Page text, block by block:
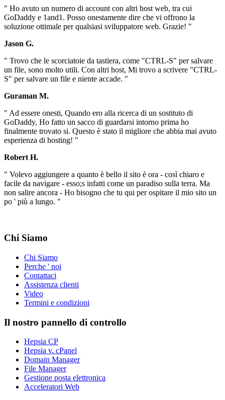
" Ho avuto un numero di account con altri host web, tra cui
GoDaddy e 1and1. Posso onestamente dire che vi offrono la
soluzione ottimale per qualsiasi sviluppatore web. Grazie! "
Jason G.
" Trovo che le scorciatoie da tastiera, come "CTRL-S" per salvare
un file, sono molto utili. Con altri host, Mi trovo a scrivere "CTRL-
S" per salvare un file e niente accade. "
Guraman M.
" Ad essere onesti, Quando ero alla ricerca di un sostituto di
GoDaddy, Ho fatto un sacco di guardarsi intorno prima ho
finalmente trovato si. Questo è stato il migliore che abbia mai avuto
esperienza di hosting! "
Robert H.
" Volevo aggiungere a quanto è bello il sito è ora - così chiaro e
facile da navigare - esso;s infatti come un paradiso sulla terra. Ma
non salire ancora - Ho bisogno che tu qui per ospitare il mio sito un
po ' più a lungo. "
Chi Siamo
Chi Siamo
Perche ' noi
Contattaci
Assistenza clienti
Video
Termini e condizioni
Il nostro pannello di controllo
Hepsia CP
Hepsia v. cPanel
Domain Manager
File Manager
Gestione posta elettronica
Acceleratori Web